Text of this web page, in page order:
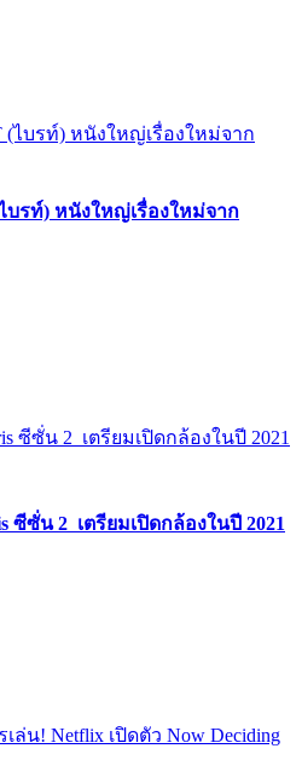
บรท์) หนังใหญ่เรื่องใหม่จาก
ซีซั่น 2 เตรียมเปิดกล้องในปี 2021